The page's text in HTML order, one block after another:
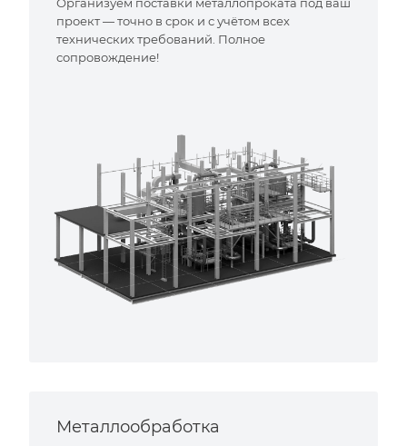
проект — точно в срок и с учётом всех
технических требований. Полное
сопровождение!
Металлообработка